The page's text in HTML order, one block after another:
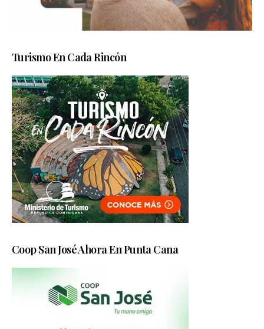
Turismo En Cada Rincón
Coop San José Ahora En Punta Cana